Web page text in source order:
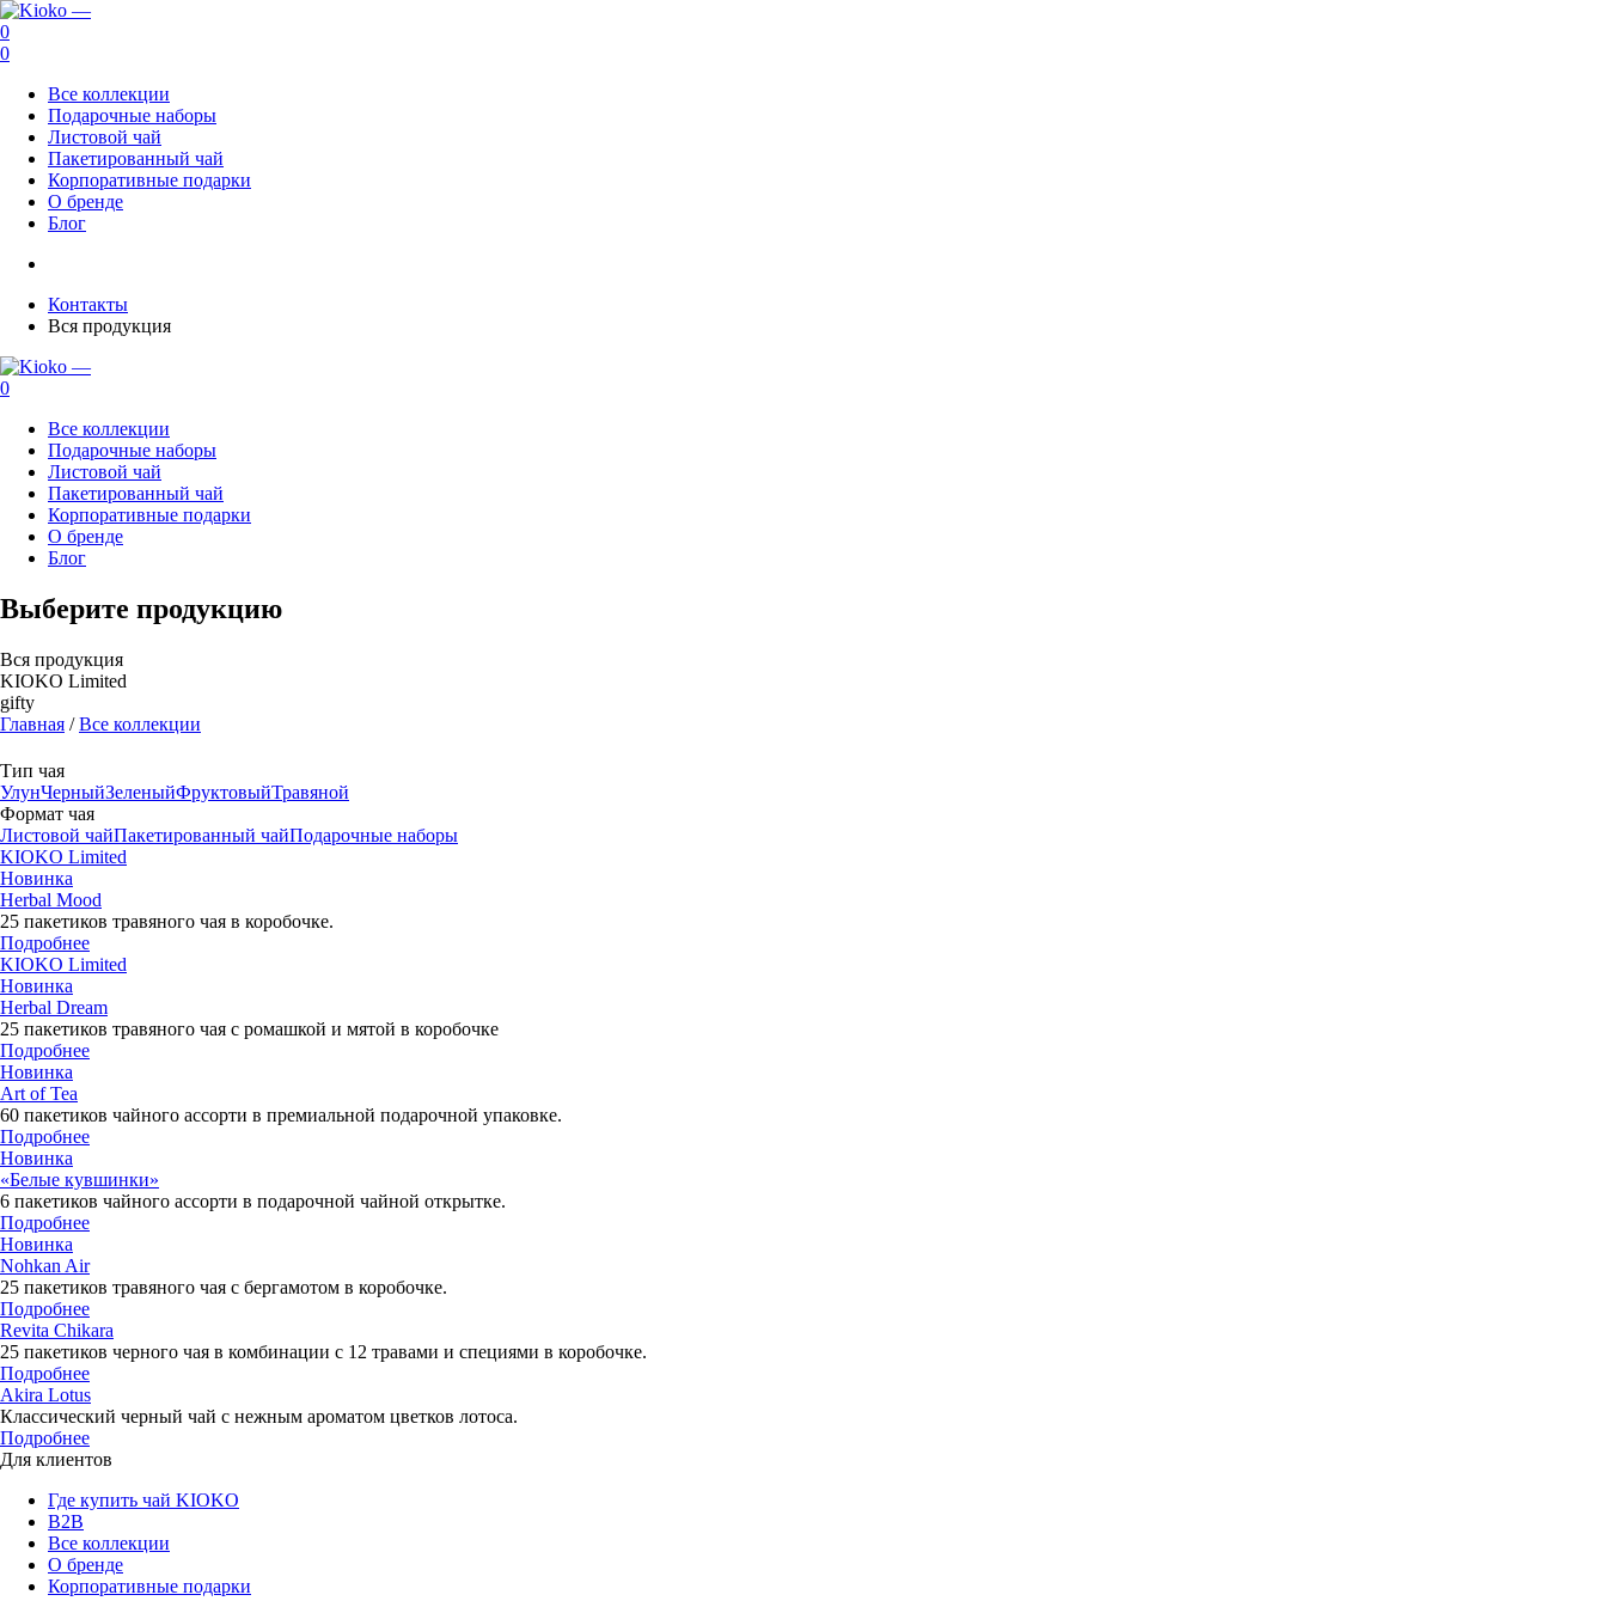
0
0
Все коллекции
Подарочные наборы
Листовой чай
Пакетированный чай
Корпоративные подарки
О бренде
Блог
Контакты
Вся продукция
0
Все коллекции
Подарочные наборы
Листовой чай
Пакетированный чай
Корпоративные подарки
О бренде
Блог
Выберите продукцию
Вся продукция
KIOKO Limited
gifty
Главная /Все коллекции
Тип чая
УлунЧерныйЗеленыйФруктовыйТравяной
Формат чая
Листовой чайПакетированный чайПодарочныe наборы
KIOKO Limited
Новинка
Herbal Mood
25 пакетиков травяного чая в коробочке.
Подробнее
KIOKO Limited
Новинка
Herbal Dream
25 пакетиков травяного чая с ромашкой и мятой в коробочке
Подробнее
Новинка
Art of Tea
60 пакетиков чайного ассорти в премиальной подарочной упаковке.
Подробнее
Новинка
«Белые кувшинки»
6 пакетиков чайного ассорти в подарочной чайной открытке.
Подробнее
Новинка
Nohkan Air
25 пакетиков травяного чая с бергамотом в коробочке.
Подробнее
Revita Chikara
25 пакетиков черного чая в комбинации с 12 травами и специями в коробочке.
Подробнее
Akira Lotus
Классический черный чай с нежным ароматом цветков лотоса.
Подробнее
Для клиентов
Где купить чай KIOKO
B2B
Все коллекции
О бренде
Корпоративные подарки